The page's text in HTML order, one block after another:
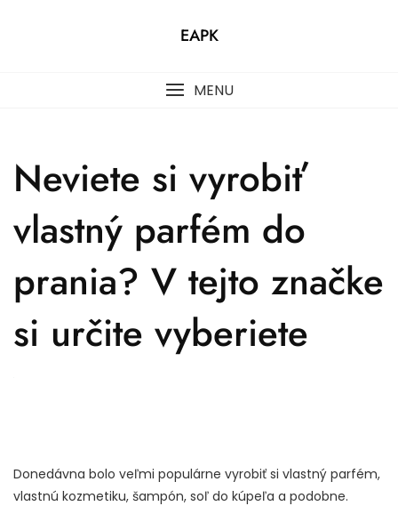
EAPK
MENU
Neviete si vyrobiť
vlastný parfém do
prania? V tejto značke
si určite vyberiete
Donedávna bolo veľmi populárne vyrobiť si vlastný parfém,
vlastnú kozmetiku, šampón, soľ do kúpeľa a podobne.